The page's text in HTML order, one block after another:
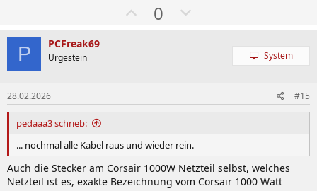
W
e
0
h
e
P PCFreak69
Urgestein System
28.02.2026 #15
pedaaa3 schrieb:
... nochmal alle Kabel raus und wieder rein.
Auch die Stecker am Corsair 1000W Netzteil selbst, welches
Netzteil ist es, exakte Bezeichnung vom Corsair 1000 Watt